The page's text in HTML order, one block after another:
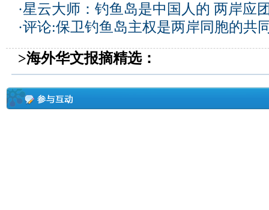
·星云大师：钓鱼岛是中国人的 两岸应
·评论:保卫钓鱼岛主权是两岸同胞的共
>海外华文报摘精选：